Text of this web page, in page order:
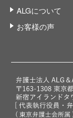
ALGについて
お客様の声